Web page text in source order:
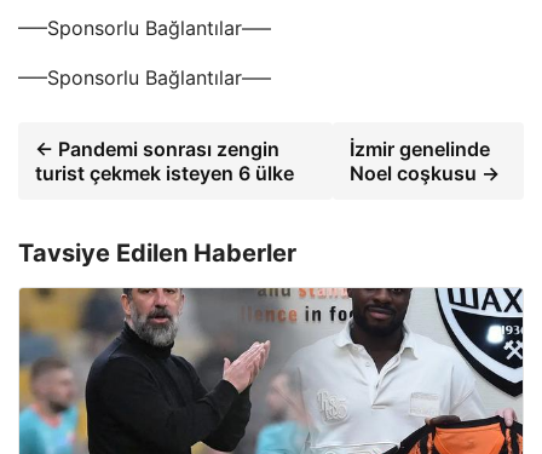
—–Sponsorlu Bağlantılar—–
—–Sponsorlu Bağlantılar—–
← Pandemi sonrası zengin
turist çekmek isteyen 6 ülke
İzmir genelinde
Noel coşkusu →
Tavsiye Edilen Haberler